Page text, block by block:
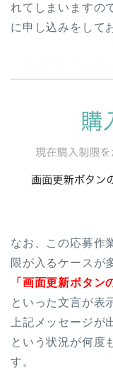
れてしまいますの
に申し込みをして
なお、この応募作
限が入るケースが
「画面更新ボタン
といった文言が表
上記メッセージ
という状況が何度
す。